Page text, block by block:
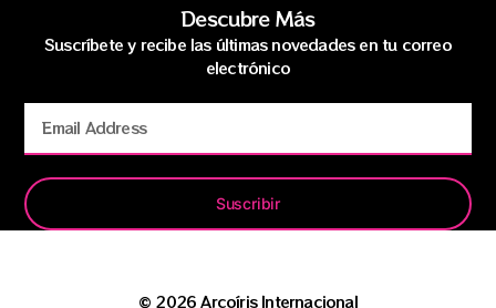
Descubre Más
Suscríbete y recibe las últimas novedades en tu correo
electrónico
Suscribir
© 2026 Arcoíris Internacional